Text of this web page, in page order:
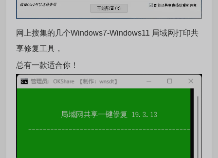
网上搜集的几个Windows7-Windows11 局域网打印共
享修复工具，
总有一款适合你！